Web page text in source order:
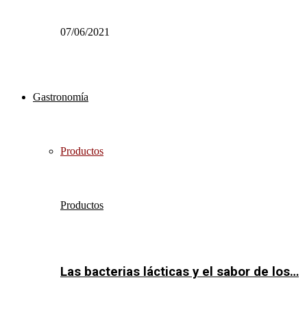
07/06/2021
Gastronomía
Productos
Productos
Las bacterias lácticas y el sabor de los…